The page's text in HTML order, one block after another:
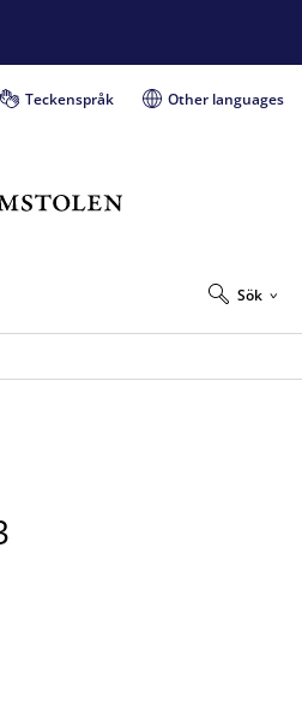
Teckenspråk Other languages
Sök